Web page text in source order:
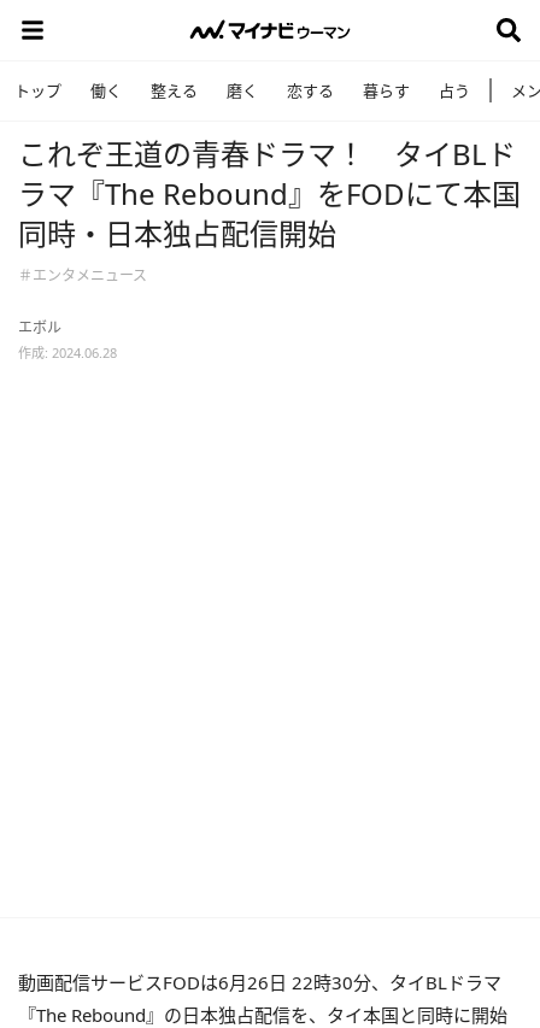
トップ 働く 整える 磨く 恋する 暮らす 占う メ
これぞ王道の青春ドラマ！ タイBLド
ラマ『The Rebound』をFODにて本国
同時・日本独占配信開始
＃エンタメニュース
エボル
作成: 2024.06.28
動画配信サービスFODは6月26日 22時30分、タイBLドラマ
『The Rebound』の日本独占配信を、タイ本国と同時に開始